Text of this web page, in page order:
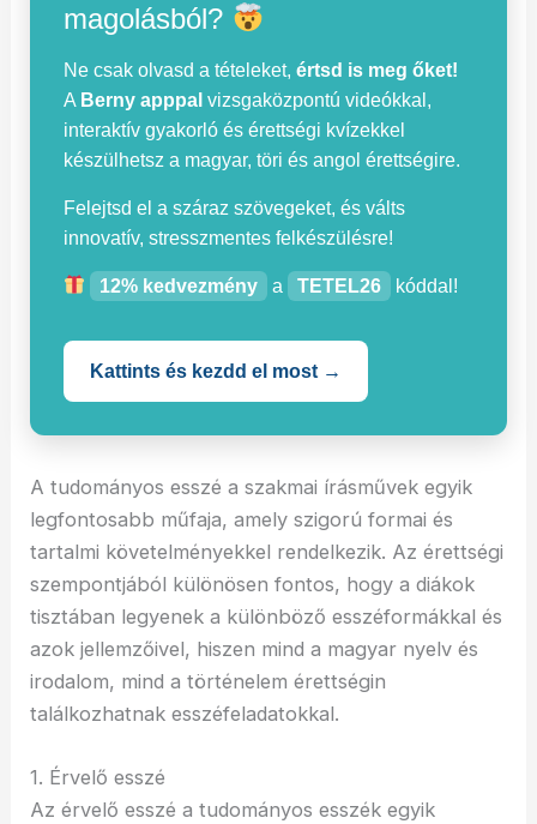
magolásból?
Ne csak olvasd a tételeket,értsd is meg őket!
A Berny apppal vizsgaközpontú videókkal,
interaktív gyakorló és érettségi kvízekkel
készülhetsz a magyar, töri és angol érettségire.
Felejtsd el a száraz szövegeket, és válts
innovatív, stresszmentes felkészülésre!
12% kedvezmény a TETEL26 kóddal!
Kattints és kezdd el most →
A tudományos esszé a szakmai írásművek egyik
legfontosabb műfaja, amely szigorú formai és
tartalmi követelményekkel rendelkezik. Az érettségi
szempontjából különösen fontos, hogy a diákok
tisztában legyenek a különböző esszéformákkal és
azok jellemzőivel, hiszen mind a magyar nyelv és
irodalom, mind a történelem érettségin
találkozhatnak esszéfeladatokkal.
1. Érvelő esszé
Az érvelő esszé a tudományos esszék egyik